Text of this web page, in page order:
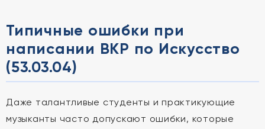
Типичные ошибки при
написании ВКР по Искусство
(53.03.04)
Даже талантливые студенты и практикующие
музыканты часто допускают ошибки, которые